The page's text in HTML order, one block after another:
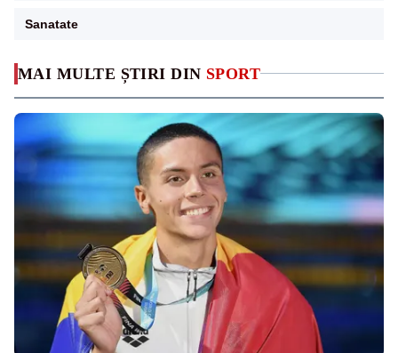
MAI MULTE ȘTIRI DIN SPORT
Sanatate